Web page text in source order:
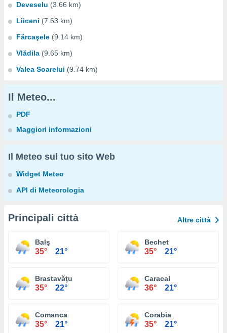
Deveselu (3.66 km)
Liiceni (7.63 km)
Fărcaşele (9.14 km)
Vlădila (9.65 km)
Valea Soarelui (9.74 km)
Il Meteo...
PDF
Maggiori informazioni
Il Meteo sul tuo sito Web
Widget Meteo
API di Meteorologia
Principali città Altre città
Balş
35° 21°
Bechet
35° 21°
Brastavăţu
35° 22°
Caracal
36° 21°
Comanca
35° 21°
Corabia
35° 21°